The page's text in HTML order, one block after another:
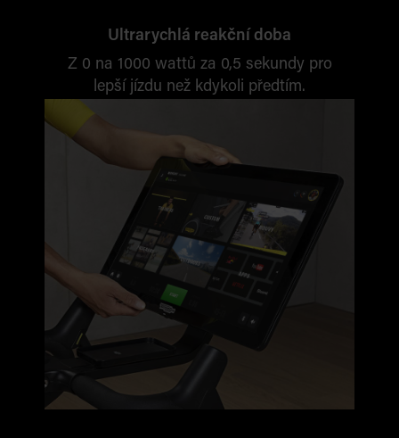
Ultrarychlá reakční doba
Z 0 na 1000 wattů za 0,5 sekundy pro
lepší jízdu než kdykoli předtím.